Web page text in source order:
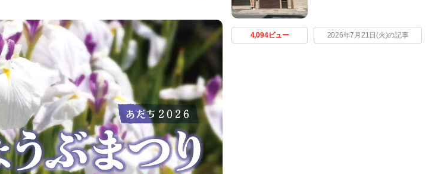
4,094ビュー 2026年7月21日(火)の記事